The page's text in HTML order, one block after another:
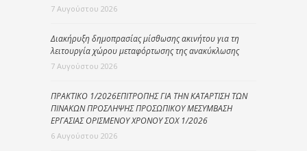
7 Αυγούστου 2026
Διακήρυξη δημοπρασίας μίσθωσης ακινήτου για τη
λειτουργία χώρου μεταφόρτωσης της ανακύκλωσης
7 Αυγούστου 2026
ΠΡΑΚΤΙΚΟ 1/2026ΕΠΙΤΡΟΠΗΣ ΓΙΑ ΤΗΝ ΚΑΤΑΡΤΙΣΗ ΤΩΝ
ΠΙΝΑΚΩΝ ΠΡΟΣΛΗΨΗΣ ΠΡΟΣΩΠΙΚΟΥ ΜΕΣΥΜΒΑΣΗ
ΕΡΓΑΣΙΑΣ ΟΡΙΣΜΕΝΟΥ ΧΡΟΝΟΥ ΣΟΧ 1/2026
6 Αυγούστου 2026